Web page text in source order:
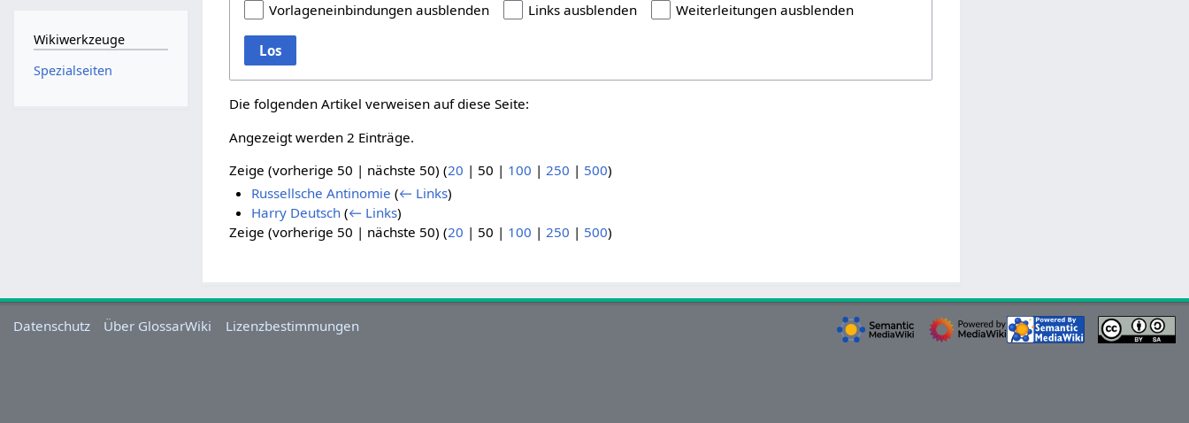
Vorlageneinbindungen ausblenden Links ausblenden Weiterleitungen ausblenden
Los
Die folgenden Artikel verweisen auf diese Seite:
Angezeigt werden 2 Einträge.
Zeige (vorherige 50 | nächste 50) (20 | 50 | 100 | 250 | 500)
Russellsche Antinomie (← Links)
Harry Deutsch (← Links)
Zeige (vorherige 50 | nächste 50) (20 | 50 | 100 |250 | 500)
Wikiwerkzeuge
Spezialseiten
Datenschutz Über GlossarWiki Lizenzbestimmungen